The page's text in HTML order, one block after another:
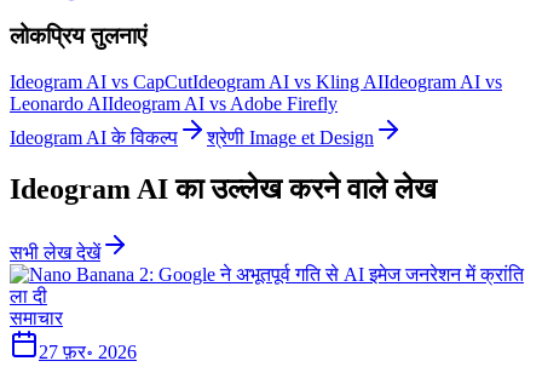
लोकप्रिय तुलनाएं
Ideogram AI vs CapCutIdeogram AI vs Kling AIIdeogram AI vs
Leonardo AIIdeogram AI vs Adobe Firefly
Ideogram AI के विकल्प
श्रेणी Image et Design
Ideogram AI का उल्लेख करने वाले लेख
सभी लेख देखें
समाचार
27 फ़र॰ 2026